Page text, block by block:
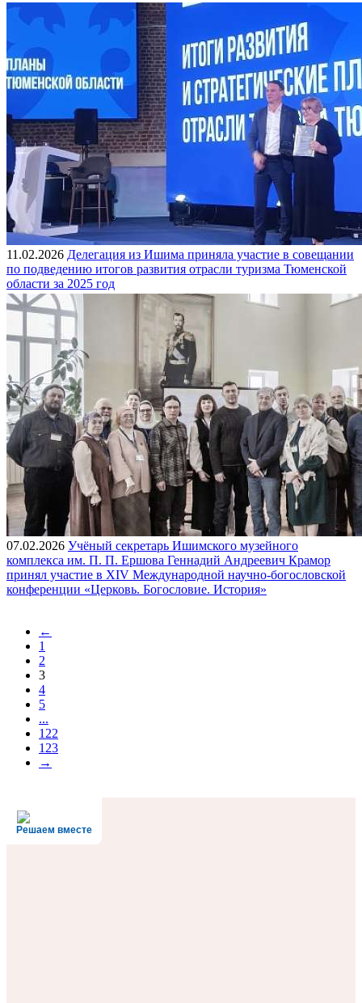
11.02.2026 Делегация из Ишима приняла участие в совещании
по подведению итогов развития отрасли туризма Тюменской
области за 2025 год
07.02.2026 Учёный секретарь Ишимского музейного
комплекса им. П. П. Ершова Геннадий Андреевич Крамор
принял участие в XIV Международной научно-богословской
конференции «Церковь. Богословие. История»
←
1
2
3
4
5
...
122
123
→
Решаем вместе